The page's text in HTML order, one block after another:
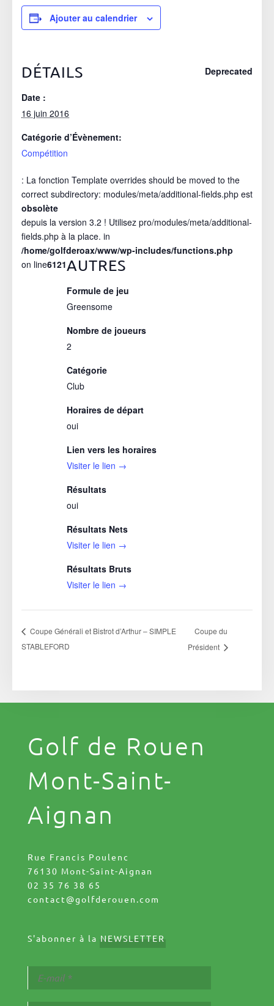
Ajouter au calendrier
DÉTAILS
Date :
16 juin 2016
Catégorie d’Évènement:
Compétition
Deprecated
: La fonction Template overrides should be moved to the
correct subdirectory: modules/meta/additional-fields.php est
obsolète
depuis la version 3.2 ! Utilisez pro/modules/meta/additional-
fields.php à la place. in
/home/golfderoax/www/wp-includes/functions.php
on line6121AUTRES
Formule de jeu
Greensome
Nombre de joueurs
2
Catégorie
Club
Horaires de départ
oui
Lien vers les horaires
Visiter le lien →
Résultats
oui
Résultats Nets
Visiter le lien →
Résultats Bruts
Visiter le lien →
Coupe Générali et Bistrot d’Arthur – SIMPLE
STABLEFORD
Coupe du
Président
Golf de Rouen
Mont-Saint-
Aignan
Rue Francis Poulenc
76130 Mont-Saint-Aignan
02 35 76 38 65
contact@golfderouen.com
S'abonner à la NEWSLETTER